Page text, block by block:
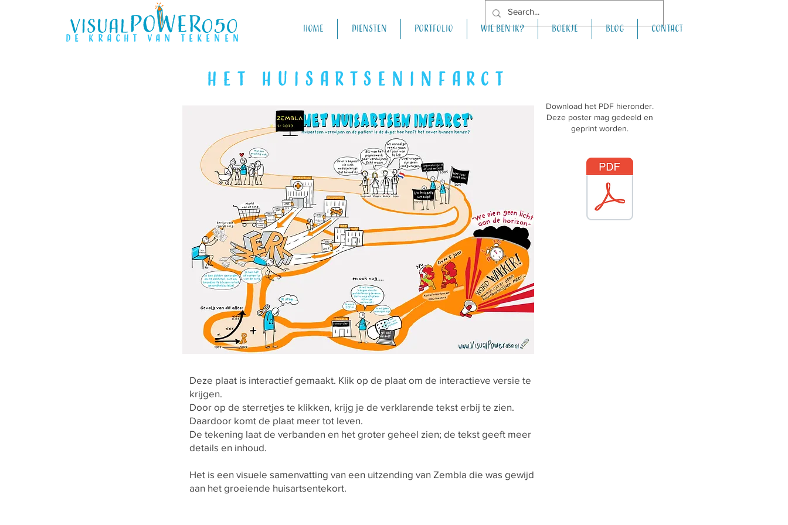
de kracht van tekenen
Home Diensten Portfolio Wie ben ik? boekje Blog Contact
Het huisartseninfarct
Download het PDF hieronder.
Deze poster mag gedeeld en
geprint worden.
Deze plaat is interactief gemaakt. Klik op de plaat om de interactieve versie te
krijgen.
Door op de sterretjes te klikken, krijg je de verklarende tekst erbij te zien.
Daardoor komt de plaat meer tot leven.
De tekening laat de verbanden en het groter geheel zien; de tekst geeft meer
details en inhoud.
Het is een visuele samenvatting van een uitzending van Zembla die was gewijd
aan het groeiende huisartsentekort.